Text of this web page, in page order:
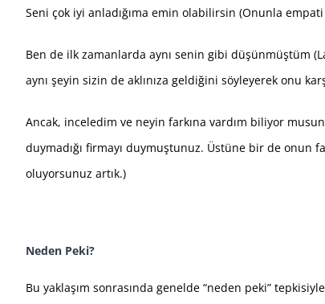
Seni çok iyi anladığıma emin olabilirsin (Onunla
Ben de ilk zamanlarda aynı senin gibi düşünmüştüm
aynı şeyin sizin de aklınıza geldiğini söyleyerek onu
Ancak, inceledim ve neyin farkına vardım biliyor
duymadığı firmayı duymuştunuz. Üstüne bir de onun
oluyorsunuz artık.)
Neden Peki?
Bu yaklaşım sonrasında genelde “neden peki”